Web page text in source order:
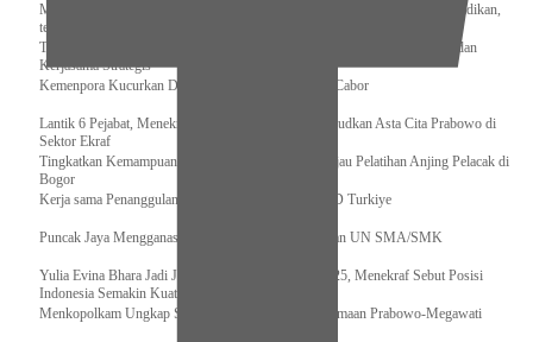
Menag RI dan Dua Menteri Yordania Jalin Sinergi Bidang Wakaf dan Pendidikan,
termasuk Beasiswa
Tiba di Tanah Air, Presiden Prabowo Subianto Bawa Komitmen Investasi dan
Kerjasama Strategis
Kemenpora Kucurkan Dana untuk Pelatnas pada 13 Cabor
Lantik 6 Pejabat, Menekraf Tegaskan Komitmen Wujudkan Asta Cita Prabowo di
Sektor Ekraf
Tingkatkan Kemampuan K9 TNI, Panglima TNI Tinjau Pelatihan Anjing Pelacak di
Bogor
Kerja sama Penanggulangan Bencana BNPB – AFAD Turkiye
Puncak Jaya Mengganas, TNI-POLRI Solid Amankan UN SMA/SMK
Yulia Evina Bhara Jadi Juri Festival Film Cannes 2025, Menekraf Sebut Posisi
Indonesia Semakin Kuat
Menkopolkam Ungkap Spirit Persatuan dan Kebersamaan Prabowo-Megawati